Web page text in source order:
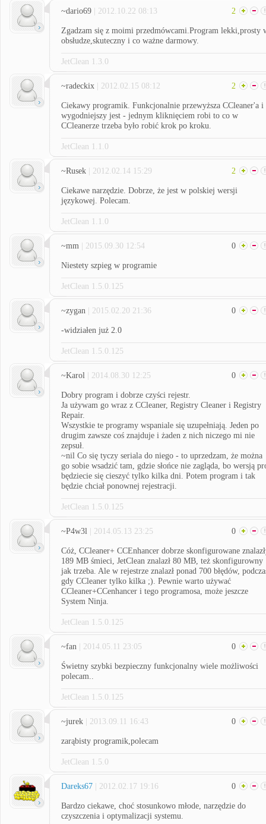
~dario69 | 2012.10.22 08:13 2
Zgadzam się z moimi przedmówcami.Program lekki,prosty
obsłudze,skuteczny i co ważne darmowy.
JetClean 1.3.0
~radeckix | 2012.02.15 08:12 2
Ciekawy programik. Funkcjonalnie przewyższa CCleaner'a i
wygodniejszy jest - jednym kliknięciem robi to co w
CCleanerze trzeba było robić krok po kroku.
JetClean 1.1.0
~Rusek | 2012.02.14 15:29 2
Ciekawe narzędzie. Dobrze, że jest w polskiej wersji
językowej. Polecam.
JetClean 1.1.0
~mm | 2015.09.30 12:54 0
Niestety szpieg w programie
JetClean 1.5.0.125
~zygan | 2015.02.20 21:36 0
-widziałen już 2.0
JetClean 1.5.0.125
~Karol | 2014.08.30 12:25 0
Dobry program i dobrze czyści rejestr.
Ja używam go wraz z CCleaner, Registry Cleaner i Registry
Repair.
Wszystkie te programy wspaniale się uzupełniają. Jeden po
drugim zawsze coś znajduje i żaden z nich niczego mi nie
zepsuł.
~nil Co się tyczy seriala do niego - to uprzedzam, że można
go sobie wsadzić tam, gdzie słońce nie zagląda, bo wersją
będziecie się cieszyć tylko kilka dni. Potem program i tak
będzie chciał ponownej rejestracji.
JetClean 1.5.0.125
~P4w3l | 2014.05.13 23:25 0
Cóż, CCleaner+ CCEnhancer dobrze skonfigurowane
189 MB śmieci, JetClean znalazł 80 MB, też skonfigurowny
jak trzeba. Ale w rejestrze znalazł ponad 700 błędów,
gdy CCleaner tylko kilka ;). Pewnie warto używać
CCleaner+CCenhancer i tego programosa, może jeszcze
System Ninja.
JetClean 1.5.0.125
~fan | 2014.05.11 23:05 0
Świetny szybki bezpieczny funkcjonalny wiele możliwości
polecam..
JetClean 1.5.0.125
~jurek | 2013.09.11 16:43 0
zarąbisty programik,polecam
JetClean 1.5.0
Dareks67 | 2012.02.17 19:16 0
Bardzo ciekawe, choć stosunkowo młode, narzędzie do
czyszczenia i optymalizacji systemu.